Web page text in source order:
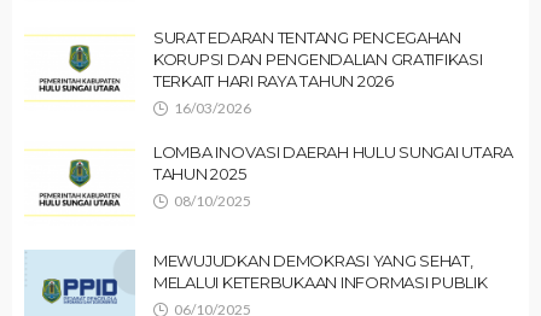
SURAT EDARAN TENTANG PENCEGAHAN
KORUPSI DAN PENGENDALIAN GRATIFIKASI
TERKAIT HARI RAYA TAHUN 2026
16/03/2026
LOMBA INOVASI DAERAH HULU SUNGAI UTARA
TAHUN 2025
08/10/2025
MEWUJUDKAN DEMOKRASI YANG SEHAT,
MELALUI KETERBUKAAN INFORMASI PUBLIK
06/10/2025